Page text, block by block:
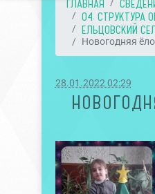
ГЛАВНАЯ
04. СТРУКТУРА
ЕЛЬЦОВСКИЙ
Новогодняя
28.01.2022 02:29